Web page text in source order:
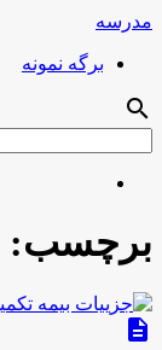
مدرسه
برگه نمونه
search
برچسب:
description